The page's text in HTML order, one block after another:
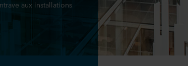
aux installations